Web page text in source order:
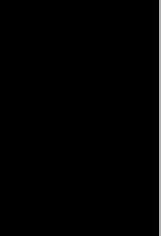
y general
.
VI: The Undiscovered